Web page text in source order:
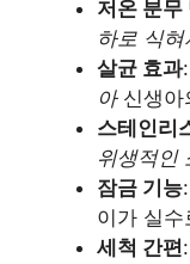
저온 분무
하로 식
살균 효과
아신생아
스테인리
위생적인
잠금 기능
이가 실
세척 간편